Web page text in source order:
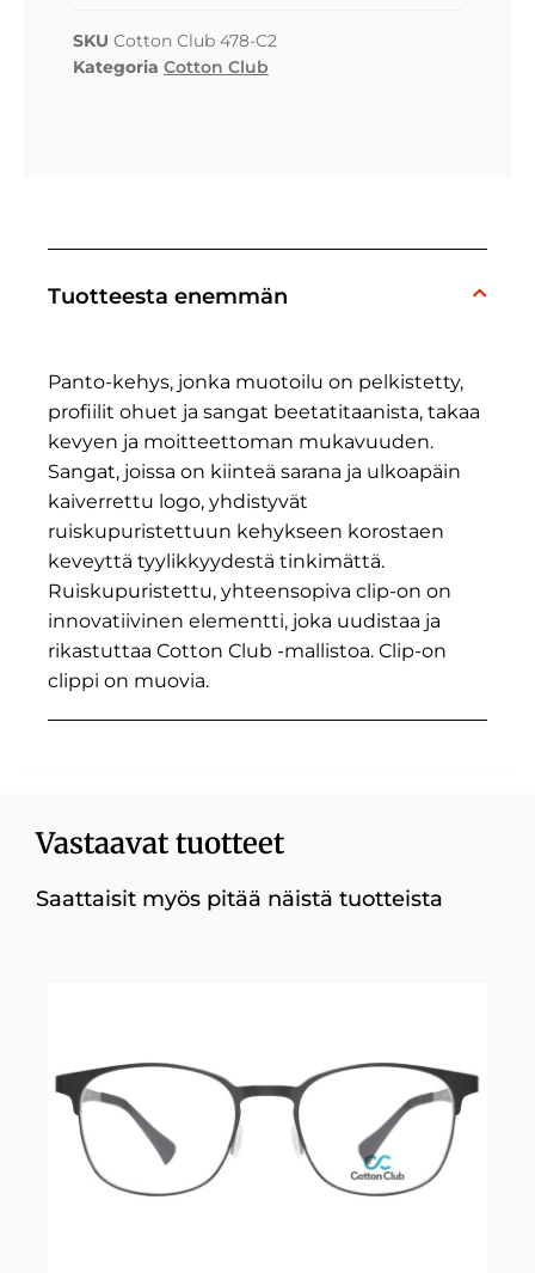
SKU Cotton Club 478-C2
Kategoria Cotton Club
Tuotteesta enemmän
Panto-kehys, jonka muotoilu on pelkistetty,
profiilit ohuet ja sangat beetatitaanista, takaa
kevyen ja moitteettoman mukavuuden.
Sangat, joissa on kiinteä sarana ja ulkoapäin
kaiverrettu logo, yhdistyvät
ruiskupuristettuun kehykseen korostaen
keveyttä tyylikkyydestä tinkimättä.
Ruiskupuristettu, yhteensopiva clip-on on
innovatiivinen elementti, joka uudistaa ja
rikastuttaa Cotton Club -mallistoa. Clip-on
clippi on muovia.
Vastaavat tuotteet
Saattaisit myös pitää näistä tuotteista